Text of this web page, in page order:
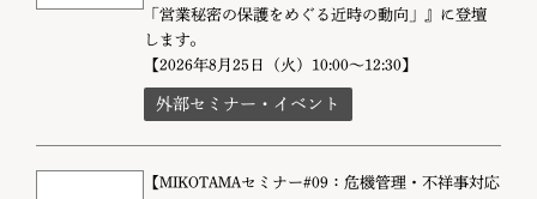
「営業秘密の保護をめぐる近時の動向」』に登壇
します。
【2026年8月25日（火）10:00～12:30】
外部セミナー・イベント
【MIKOTAMAセミナー#09：危機管理・不祥事対応